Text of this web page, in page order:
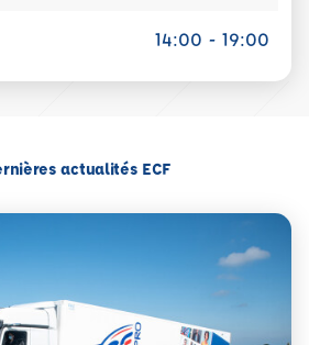
14:00 - 19:00
actualités ECF